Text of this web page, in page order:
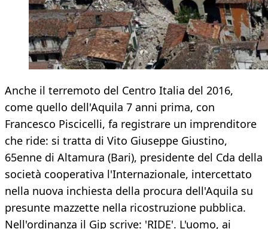
Anche il terremoto del Centro Italia del 2016,
come quello dell'Aquila 7 anni prima, con
Francesco Piscicelli, fa registrare un imprenditore
che ride: si tratta di Vito Giuseppe Giustino,
65enne di Altamura (Bari), presidente del Cda della
società cooperativa l'Internazionale, intercettato
nella nuova inchiesta della procura dell'Aquila su
presunte mazzette nella ricostruzione pubblica.
Nell'ordinanza il Gip scrive: 'RIDE'. L'uomo, ai